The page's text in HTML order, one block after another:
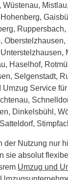
Wüstenau,
Ruppersbach,
Oberstelzhausen,
Haselhof,
Selgenstadt,
Umzug Service
Dinkelsbühl,
der Nutzung nur
sie absolut
Umzug und